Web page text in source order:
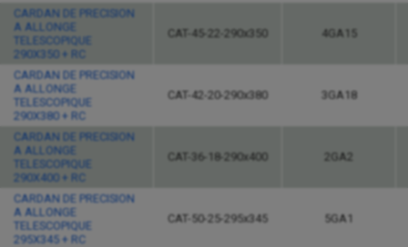
CARDAN DE PRECISION
A ALLONGE
TELESCOPIQUE
290X350 + RC
CAT-45-22-290x350 4GA15
CARDAN DE PRECISION
A ALLONGE
TELESCOPIQUE
290X380 + RC
CAT-42-20-290x380 3GA18
CARDAN DE PRECISION
A ALLONGE
TELESCOPIQUE
290X400 + RC
CAT-36-18-290x400 2GA2
CARDAN DE PRECISION
A ALLONGE
TELESCOPIQUE
295X345 + RC
CAT-50-25-295x345 5GA1